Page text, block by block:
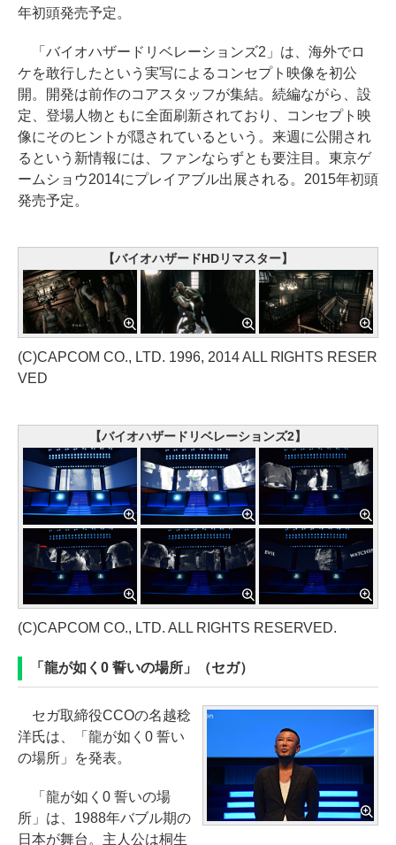
年初頭発売予定。
「バイオハザードリベレーションズ2」は、海外でロ
ケを敢行したという実写によるコンセプト映像を初公
開。開発は前作のコアスタッフが集結。続編ながら、設
定、登場人物ともに全面刷新されており、コンセプト映
像にそのヒントが隠されているという。来週に公開され
るという新情報には、ファンならずとも要注目。東京ゲ
ームショウ2014にプレイアブル出展される。2015年初頭
発売予定。
【バイオハザードHDリマスター】
(C)CAPCOM CO., LTD. 1996, 2014 ALL RIGHTS RESER
VED
【バイオハザードリベレーションズ2】
(C)CAPCOM CO., LTD. ALL RIGHTS RESERVED.
「龍が如く0 誓いの場所」（セガ）
セガ取締役CCOの名越稔
洋氏は、「龍が如く0 誓い
の場所」を発表。
「龍が如く0 誓いの場
所」は、1988年バブル期の
日本が舞台。主人公は桐生